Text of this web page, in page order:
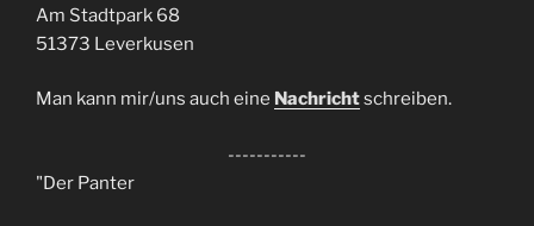
Am Stadtpark 68
51373 Leverkusen
Man kann mir/uns auch eine Nachrichtschreiben.
-----------
"Der Panter